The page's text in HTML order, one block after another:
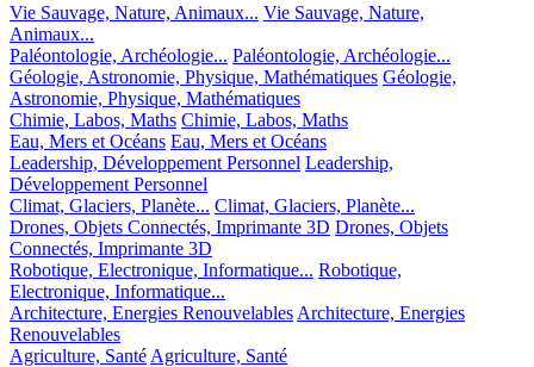
Vie Sauvage, Nature, Animaux... Vie Sauvage, Nature,
Animaux...
Paléontologie, Archéologie... Paléontologie, Archéologie...
Géologie, Astronomie, Physique, Mathématiques Géologie,
Astronomie, Physique, Mathématiques
Chimie, Labos, Maths Chimie, Labos, Maths
Eau, Mers et Océans Eau, Mers et Océans
Leadership, Développement Personnel Leadership,
Développement Personnel
Climat, Glaciers, Planète... Climat, Glaciers, Planète...
Drones, Objets Connectés, Imprimante 3D Drones, Objets
Connectés, Imprimante 3D
Robotique, Electronique, Informatique... Robotique,
Electronique, Informatique...
Architecture, Energies Renouvelables Architecture, Energies
Renouvelables
Agriculture, Santé Agriculture, Santé